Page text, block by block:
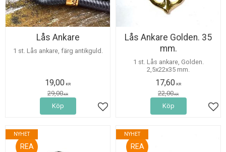
Lås Ankare
1 st. Lås ankare, färg antikguld.
19,00 KR
29,00KR
Lägg till i favoriter
Köp
Lås Ankare Golden. 35
mm.
1 st. Lås ankare, Golden.
2,5x22x35 mm.
17,60 KR
22,00KR
Köp
20%
NYHET
20%
NYHET